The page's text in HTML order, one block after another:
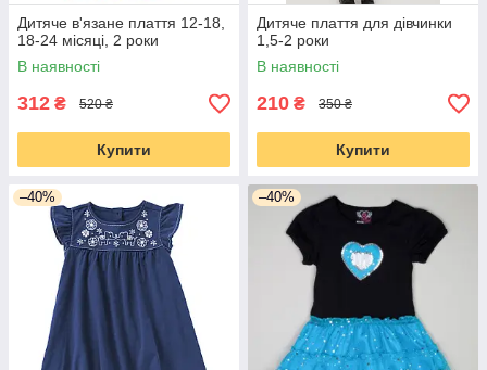
Дитяче в'язане плаття 12-18,
18-24 місяці, 2 роки
В наявності
312 ₴ 520 ₴
Купити
Дитяче плаття для дівчинки
1,5-2 роки
В наявності
210 ₴ 350 ₴
Купити
–40% –40%